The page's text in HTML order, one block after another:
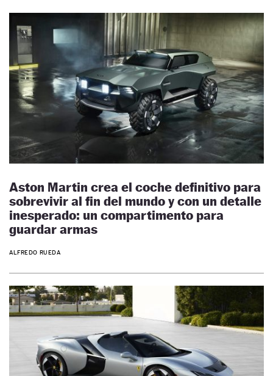
Aston Martin crea el coche definitivo para
sobrevivir al fin del mundo y con un detalle
inesperado: un compartimento para
guardar armas
ALFREDO RUEDA